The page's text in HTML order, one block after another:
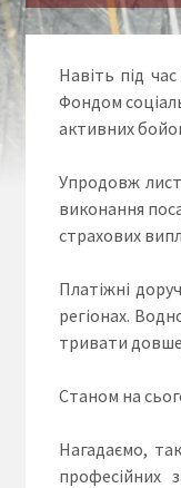
Навіть під
Фондом
активних
Упродовж
виконання
страхових
Платіжні
регіонах.
тривати
Станом на
Нагадаємо,
професійних